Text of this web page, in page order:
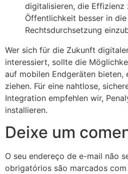
digitalisieren, die Effizienz
Öffentlichkeit besser in die
Rechtsdurchsetzung
Wer sich für die Zukunft
interessiert, sollte die
auf mobilen Endgeräten bieten,
ziehen. Für eine nahtlose,
Integration empfehlen wir,
installieren.
Deixe um
O seu endereço de e-mail não
obrigatórios são marcados com